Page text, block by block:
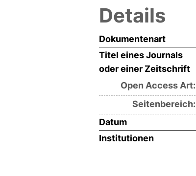
Details
Dokumentenart
Titel eines Journals
oder einer Zeitschrift
Open Access Art:
Seitenbereich:
Datum
Institutionen